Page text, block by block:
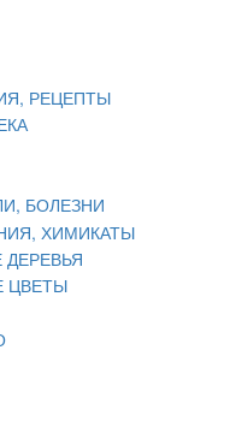
РЕЦЕПТЫ
БОЛЕЗНИ
ХИМИКАТЫ
ЦВЕТЫ